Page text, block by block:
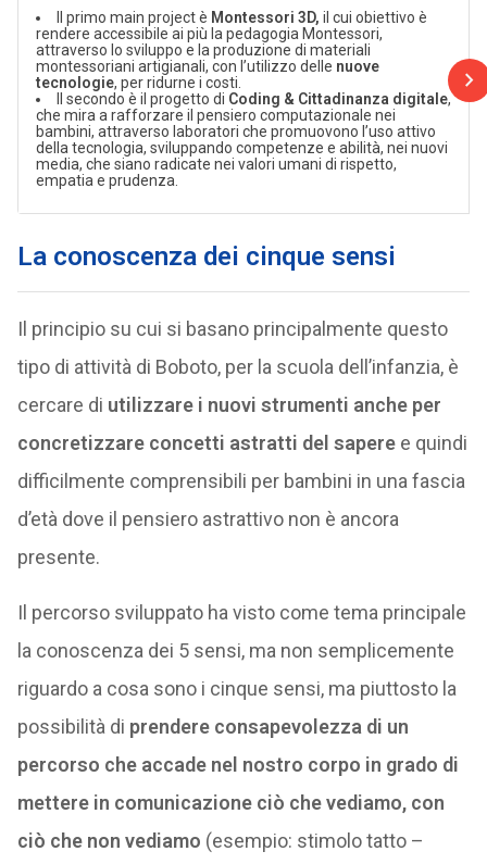
Il primo main project è Montessori 3D, il cui obiettivo è
rendere accessibile ai più la pedagogia Montessori,
attraverso lo sviluppo e la produzione di materiali
montessoriani artigianali, con l’utilizzo delle nuove
tecnologie, per ridurne i costi.
Il secondo è il progetto di Coding & Cittadinanza digitale,
che mira a rafforzare il pensiero computazionale nei
bambini, attraverso laboratori che promuovono l’uso attivo
della tecnologia, sviluppando competenze e abilità, nei nuovi
media, che siano radicate nei valori umani di rispetto,
empatia e prudenza.
La conoscenza dei cinque sensi
Il principio su cui si basano principalmente questo
tipo di attività di Boboto, per la scuola dell’infanzia, è
cercare di utilizzare i nuovi strumenti anche per
concretizzare concetti astratti del saperee quindi
difficilmente comprensibili per bambini in una fascia
d’età dove il pensiero astrattivo non è ancora
presente.
Il percorso sviluppato ha visto come tema principale
la conoscenza dei 5 sensi, ma non semplicemente
riguardo a cosa sono i cinque sensi, ma piuttosto la
possibilità di prendere consapevolezza di un
percorso che accade nel nostro corpo in grado di
mettere in comunicazione ciò che vediamo, con
ciò che non vediamo (esempio: stimolo tatto –